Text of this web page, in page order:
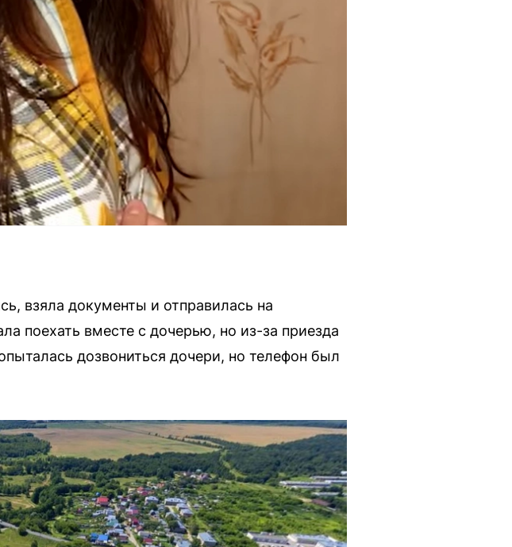
взяла документы и отправилась на
поехать вместе с дочерью, но из-за приезда
дозвониться дочери, но телефон был